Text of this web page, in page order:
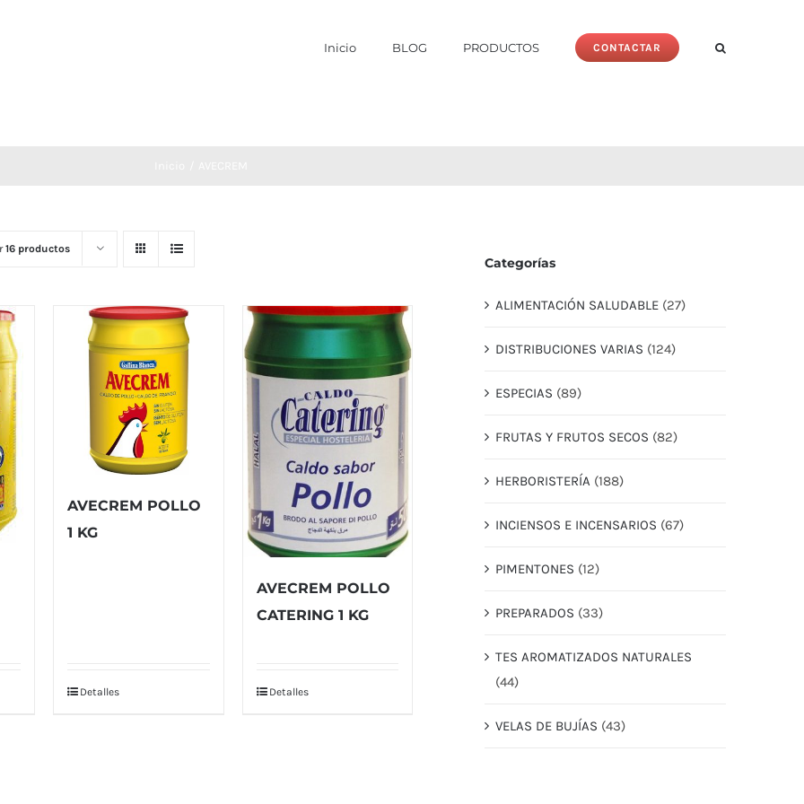
Inicio BLOG PRODUCTOS CONTACTAR
16 productos
AVECREM POLLO
1 KG
Detalles
AVECREM POLLO
CATERING 1 KG
Detalles
Categorías
ALIMENTACIÓN SALUDABLE (27)
DISTRIBUCIONES VARIAS (124)
ESPECIAS (89)
FRUTAS Y FRUTOS SECOS (82)
HERBORISTERÍA (188)
INCIENSOS E INCENSARIOS (67)
PIMENTONES (12)
PREPARADOS (33)
TES AROMATIZADOS NATURALES
(44)
VELAS DE BUJÍAS (43)